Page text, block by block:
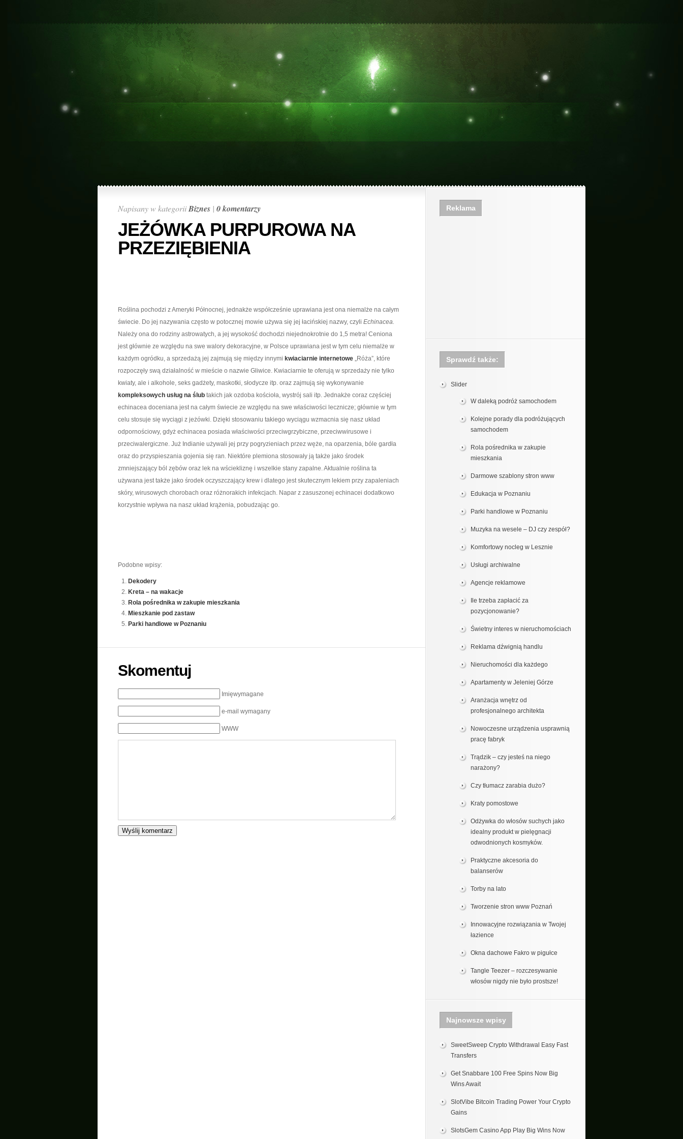
Napisany w kategoriiBiznes | 0 komentarzy
JEŻÓWKA PURPUROWA NA
PRZEZIĘBIENIA
Roślina pochodzi z Ameryki Północnej, jednakże współcześnie uprawiana jest ona niemalże na całym
świecie. Do jej nazywania często w potocznej mowie używa się jej łacińskiej nazwy, czyli Echinacea.
Należy ona do rodziny astrowatych, a jej wysokość dochodzi niejednokrotnie do 1,5 metra! Ceniona
jest głównie ze względu na swe walory dekoracyjne, w Polsce uprawiana jest w tym celu niemalże w
każdym ogródku, a sprzedażą jej zajmują się między innymi kwiaciarnie internetowe „Róża”, które
rozpoczęły swą działalność w mieście o nazwie Gliwice. Kwiaciarnie te oferują w sprzedaży nie tylko
kwiaty, ale i alkohole, seks gadżety, maskotki, słodycze itp. oraz zajmują się wykonywanie
kompleksowych usług na ślub takich jak ozdoba kościoła, wystrój sali itp. Jednakże coraz częściej
echinacea doceniana jest na całym świecie ze względu na swe właściwości lecznicze; głównie w tym
celu stosuje się wyciągi z jeżówki. Dzięki stosowaniu takiego wyciągu wzmacnia się nasz układ
odpornościowy, gdyż echinacea posiada właściwości przeciwgrzybiczne, przeciwwirusowe i
przeciwalergiczne. Już Indianie używali jej przy pogryzieniach przez węże, na oparzenia, bóle gardła
oraz do przyspieszania gojenia się ran. Niektóre plemiona stosowały ją także jako środek
zmniejszający ból zębów oraz lek na wściekliznę i wszelkie stany zapalne. Aktualnie roślina ta
używana jest także jako środek oczyszczający krew i dlatego jest skutecznym lekiem przy zapaleniach
skóry, wirusowych chorobach oraz różnorakich infekcjach. Napar z zasuszonej echinacei dodatkowo
korzystnie wpływa na nasz układ krążenia, pobudzając go.
Podobne wpisy:
Dekodery
Kreta – na wakacje
Rola pośrednika w zakupie mieszkania
Mieszkanie pod zastaw
Parki handlowe w Poznaniu
Skomentuj
Imięwymagane
e-mail wymagany
WWW
Reklama
Sprawdź także:
Slider
W daleką podróż samochodem
Kolejne porady dla podróżujących
samochodem
Rola pośrednika w zakupie
mieszkania
Darmowe szablony stron www
Edukacja w Poznaniu
Parki handlowe w Poznaniu
Muzyka na wesele – DJ czy zespół?
Komfortowy nocleg w Lesznie
Usługi archiwalne
Agencje reklamowe
Ile trzeba zapłacić za
pozycjonowanie?
Świetny interes w nieruchomościach
Reklama dźwignią handlu
Nieruchomości dla każdego
Apartamenty w Jeleniej Górze
Aranżacja wnętrz od
profesjonalnego architekta
Nowoczesne urządzenia usprawnią
pracę fabryk
Trądzik – czy jesteś na niego
narażony?
Czy tłumacz zarabia dużo?
Kraty pomostowe
Odżywka do włosów suchych jako
idealny produkt w pielęgnacji
odwodnionych kosmyków.
Praktyczne akcesoria do
balanserów
Torby na lato
Tworzenie stron www Poznań
Innowacyjne rozwiązania w Twojej
łazience
Okna dachowe Fakro w pigułce
Tangle Teezer – rozczesywanie
włosów nigdy nie było prostsze!
Najnowsze wpisy
SweetSweep Crypto Withdrawal Easy Fast
Transfers
Get Snabbare 100 Free Spins Now Big
Wins Await
SlotVibe Bitcoin Trading Power Your Crypto
Gains
SlotsGem Casino App Play Big Wins Now